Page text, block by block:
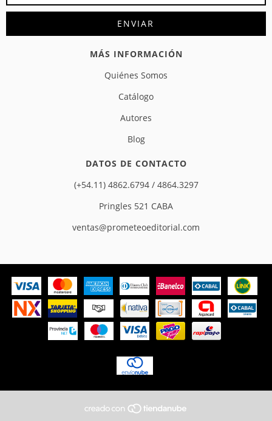
MÁS INFORMACIÓN
Quiénes Somos
Catálogo
Autores
Blog
DATOS DE CONTACTO
(+54.11) 4862.6794 / 4864.3297
Pringles 521 CABA
ventas@prometeoeditorial.com